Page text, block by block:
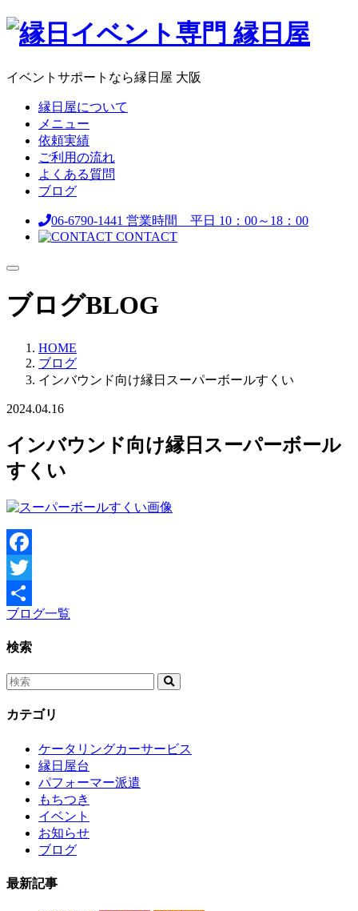
イベントサポートなら縁日屋 大阪
縁日屋について
メニュー
依頼実績
ご利用の流れ
よくある質問
ブログ
06-6790-1441 営業時間 平日 10：00～18：00
CONTACT
ブログBLOG
HOME
ブログ
インバウンド向け縁日スーパーボールすくい
2024.04.16
インバウンド向け縁日スーパーボール
すくい
Facebook
Twitter
共
有
ブログ一覧
検索
カテゴリ
ケータリングカーサービス
縁日屋台
パフォーマー派遣
もちつき
イベント
お知らせ
ブログ
最新記事